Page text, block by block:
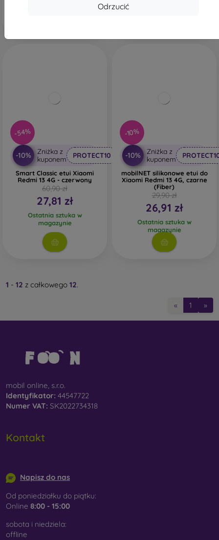
Odrzucić
-54%
-10%
Zniżka z
kuponem
PROTECT10
Smart Classic etui Xiaomi
Redmi 13 4G - czerwony
60,90 zł
27,81 zł
Ostatnia sztuka w
magazynie
-10%
-10%
Zniżka z
kuponem
mobilNET silikonowe etui do
Xiaomi Redmi 13 4G, czarne
(Fiber)
29,90 zł
26,91 zł
Ostatnia sztuka w
magazynie
1 - 12 z całkowego 12.
« 1 »
mobil online, s.r.o.
Identyfikator: 44547722
Numer VAT: SK2022734318
Kontakt
Napisz do nas
Od poniedziałku do piątku:
Online 8:00 - 15:00
sobota i niedziela:
offline